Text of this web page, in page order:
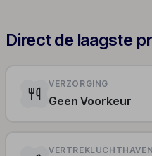
Direct de laagste
VERZORGING
Geen Voorkeur
VERTREKLUCHTHAVEN